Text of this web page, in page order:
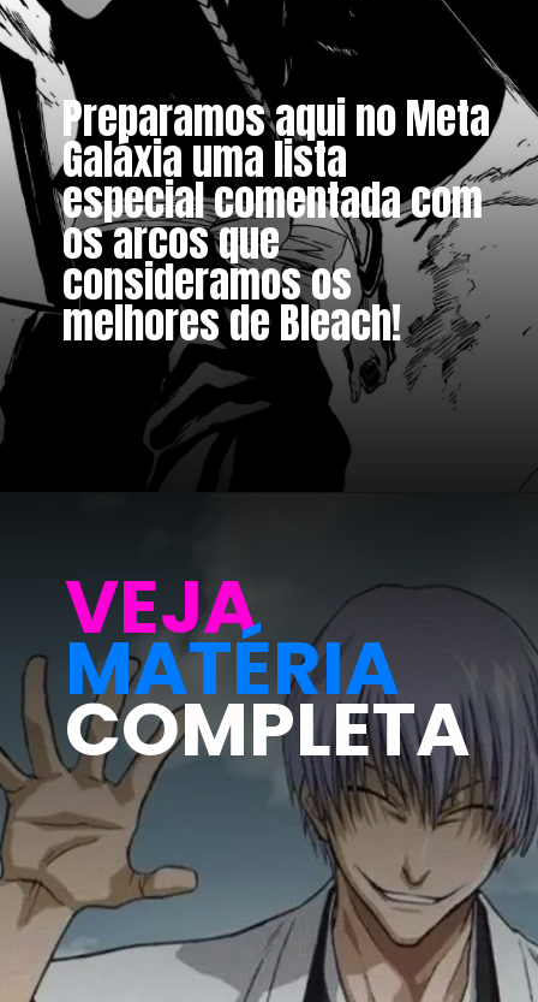
Preparamos aqui no Meta
Galáxia uma lista
especial comentada com
os arcos que
consideramos os
melhores de Bleach!
VEJA
MATÉRIA
COMPLETA